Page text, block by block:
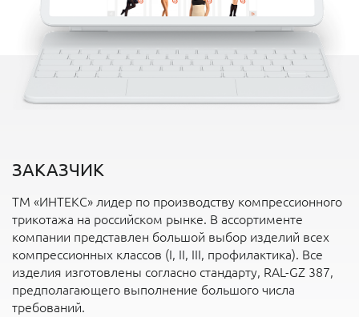
ЗАКАЗЧИК
ТМ «ИНТЕКС» лидер по производству компрессионного
трикотажа на российском рынке. В ассортименте
компании представлен большой выбор изделий всех
компрессионных классов (I, II, III, профилактика). Все
изделия изготовлены согласно стандарту, RAL-GZ 387,
предполагающего выполнение большого числа
требований.